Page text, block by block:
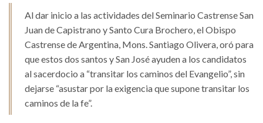
Al dar inicio a las actividades del Seminario Castrense San
Juan de Capistrano y Santo Cura Brochero, el Obispo
Castrense de Argentina, Mons. Santiago Olivera, oró para
que estos dos santos y San José ayuden a los candidatos
al sacerdocio a “transitar los caminos del Evangelio”, sin
dejarse “asustar por la exigencia que supone transitar los
caminos de la fe”.